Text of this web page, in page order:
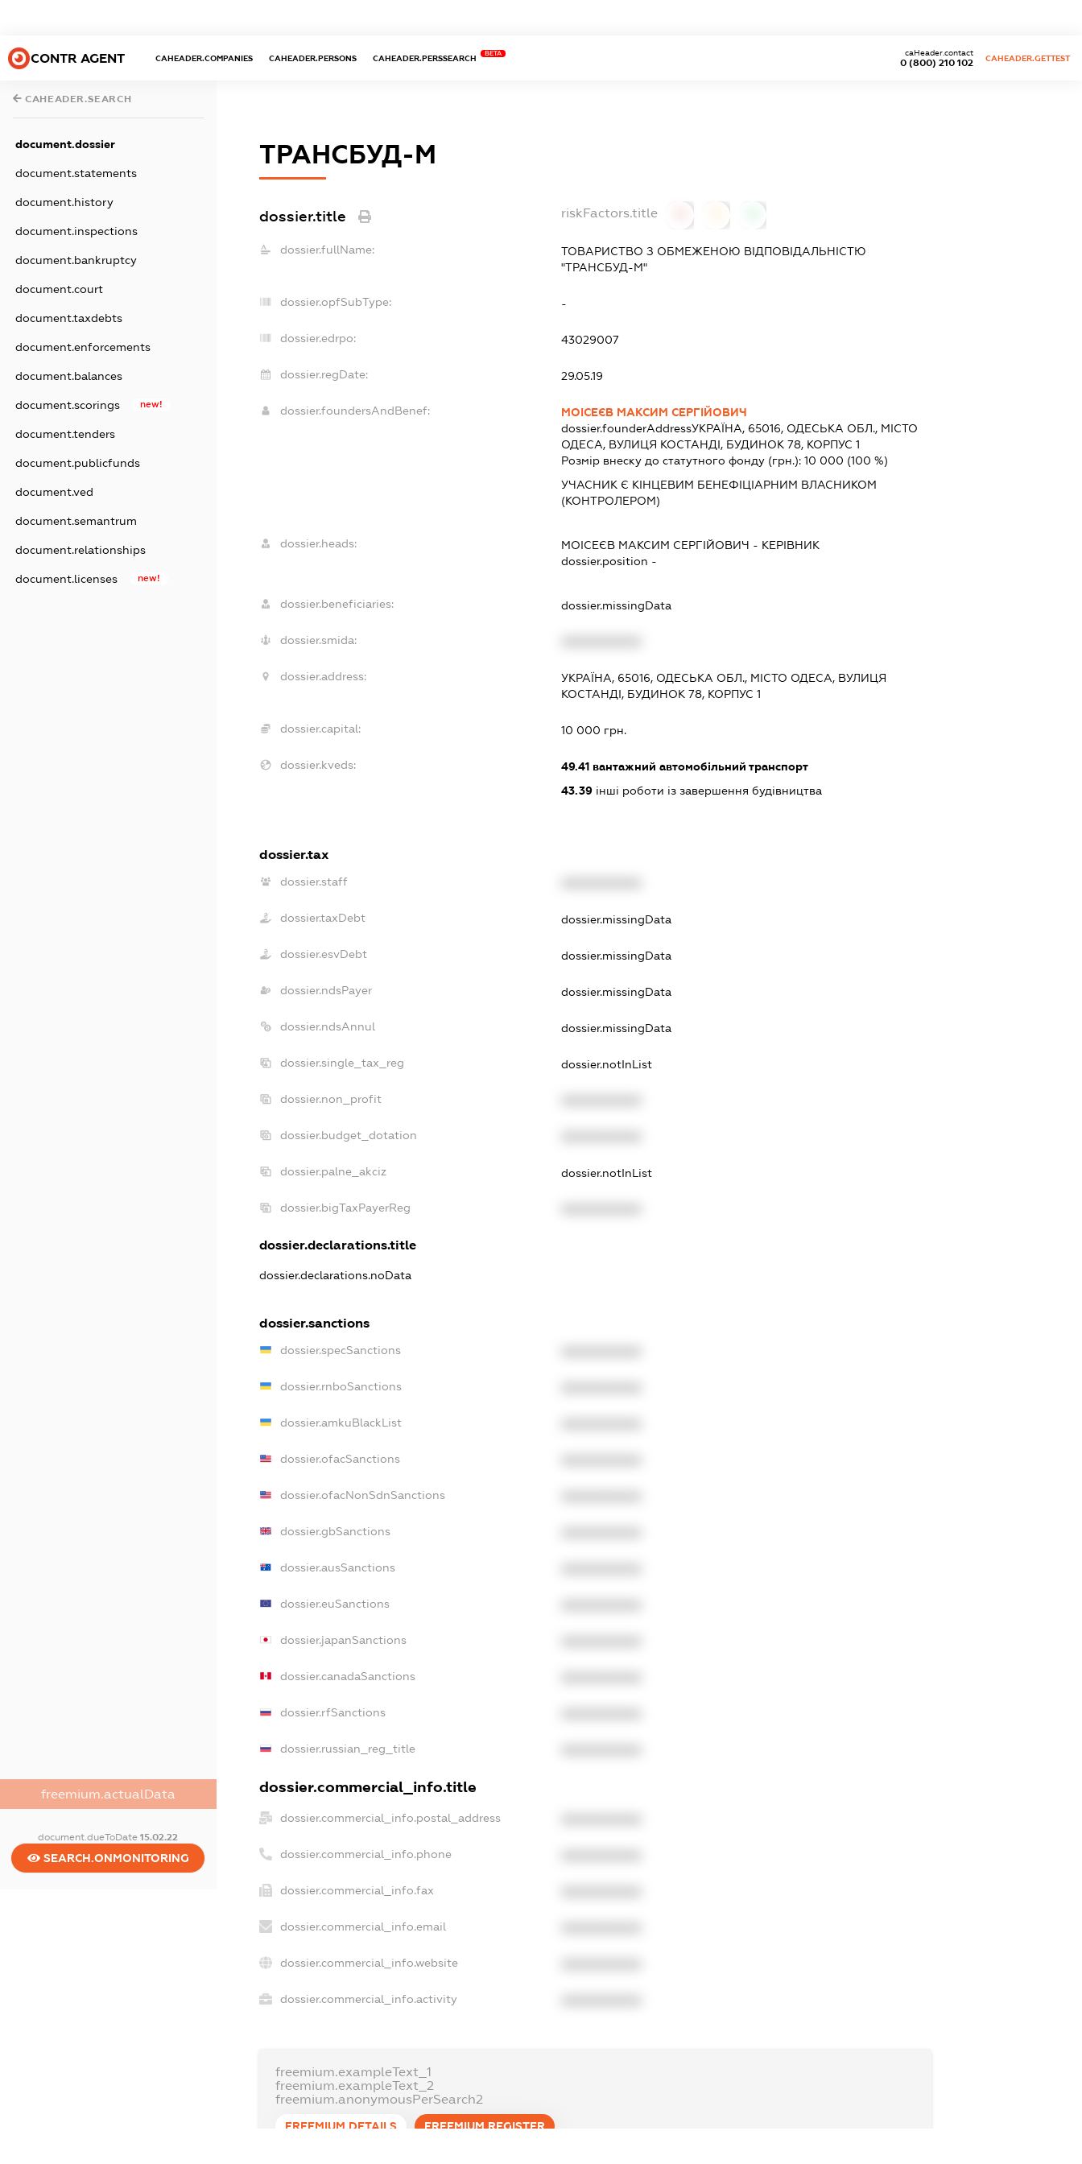
CONTR AGENT CAHEADER.COMPANIES CAHEADER.PERSONS CAHEADER.PERSSEARCH
BETA
0 (800) 210 102
caHeader.contact
CAHEADER.GETTEST
CAHEADER.SEARCH
document.dossier
document.statements
document.history
document.inspections
document.bankruptcy
document.court
document.taxdebts
document.enforcements
document.balances
document.scorings new!
document.tenders
document.publicfunds
document.ved
document.semantrum
document.relationships
document.licenses new!
freemium.actualData
document.dueToDate15.02.22
SEARCH.ONMONITORING
ТРАНСБУД-М
dossier.title riskFactors.title
dossier.fullName:
ТОВАРИСТВО З ОБМЕЖЕНОЮ ВІДПОВІДАЛЬНІСТЮ
"ТРАНСБУД-М"
dossier.opfSubType: -
dossier.edrpo: 43029007
dossier.regDate: 29.05.19
dossier.foundersAndBenef:
МОІСЕЄВ МАКСИМ СЕРГІЙОВИЧ
dossier.founderAddressУКРАЇНА, 65016, ОДЕСЬКА ОБЛ., МІСТО
ОДЕСА, ВУЛИЦЯ КОСТАНДІ, БУДИНОК 78, КОРПУС 1
Розмір внеску до статутного фонду (грн.):10 000 (100 %)
УЧАСНИК Є КІНЦЕВИМ БЕНЕФІЦІАРНИМ ВЛАСНИКОМ
(КОНТРОЛЕРОМ)
dossier.heads: МОІСЕЄВ МАКСИМ СЕРГІЙОВИЧ - КЕРІВНИК
dossier.position -
dossier.beneficiaries: dossier.missingData
dossier.smida:
dossier.address:
УКРАЇНА, 65016, ОДЕСЬКА ОБЛ., МІСТО ОДЕСА, ВУЛИЦЯ
КОСТАНДІ, БУДИНОК 78, КОРПУС 1
dossier.capital: 10 000 грн.
dossier.kveds: 49.41 вантажний автомобільний транспорт
43.39 інші роботи із завершення будівництва
dossier.tax
dossier.staff
dossier.taxDebt dossier.missingData
dossier.esvDebt dossier.missingData
dossier.ndsPayer dossier.missingData
dossier.ndsAnnul dossier.missingData
dossier.single_tax_reg dossier.notInList
dossier.non_profit
dossier.budget_dotation
dossier.palne_akciz dossier.notInList
dossier.bigTaxPayerReg
dossier.declarations.title
dossier.declarations.noData
dossier.sanctions
dossier.specSanctions
dossier.rnboSanctions
dossier.amkuBlackList
dossier.ofacSanctions
dossier.ofacNonSdnSanctions
dossier.gbSanctions
dossier.ausSanctions
dossier.euSanctions
dossier.japanSanctions
dossier.canadaSanctions
dossier.rfSanctions
dossier.russian_reg_title
dossier.commercial_info.title
dossier.commercial_info.postal_address
dossier.commercial_info.phone
dossier.commercial_info.fax
dossier.commercial_info.email
dossier.commercial_info.website
dossier.commercial_info.activity
freemium.exampleText_1
freemium.exampleText_2
freemium.anonymousPerSearch2
FREEMIUM.DETAILS FREEMIUM.REGISTER